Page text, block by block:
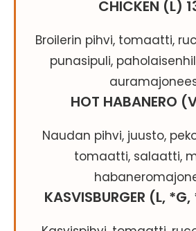
CHICKEN (L)
Broilerin pihvi, tomaatti,
punasipuli,
HOT HABANERO
Naudan pihvi, juusto,
tomaatti, salaatti,
KASVISBURGER (L,